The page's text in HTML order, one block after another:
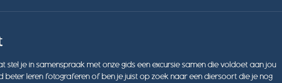
stel je in samenspraak met onze gids een excursie samen die voldoet aan jou
beter leren fotograferen of ben je juist op zoek naar een diersoort die je nog